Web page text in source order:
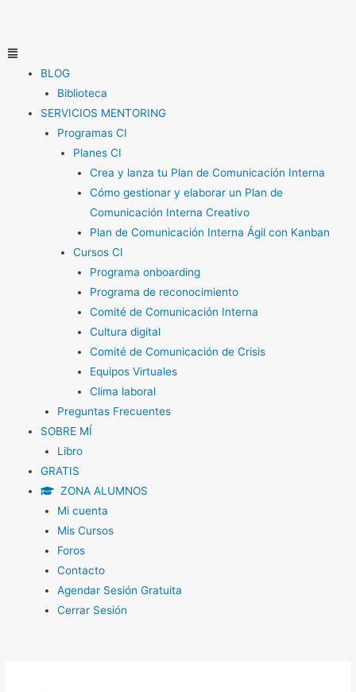
contenido
Menú
BLOG
Biblioteca
SERVICIOS MENTORING
Programas CI
Planes CI
Crea y lanza tu Plan de Comunicación Interna
Cómo gestionar y elaborar un Plan de
Comunicación Interna Creativo
Plan de Comunicación Interna Ágil con Kanban
Cursos CI
Programa onboarding
Programa de reconocimiento
Comité de Comunicación Interna
Cultura digital
Comité de Comunicación de Crisis
Equipos Virtuales
Clima laboral
Preguntas Frecuentes
SOBRE MÍ
Libro
GRATIS
ZONA ALUMNOS
Mi cuenta
Mis Cursos
Foros
Contacto
Agendar Sesión Gratuita
Cerrar Sesión